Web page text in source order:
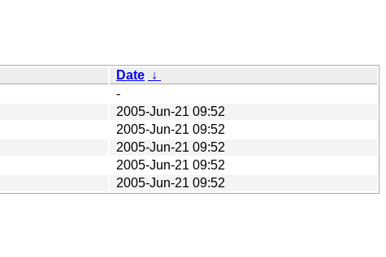
Date ↓
-
2005-Jun-21 09:52
2005-Jun-21 09:52
2005-Jun-21 09:52
2005-Jun-21 09:52
2005-Jun-21 09:52